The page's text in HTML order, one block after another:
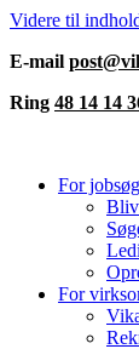
Videre til
E-mail
Ring 48 14 14
For
For